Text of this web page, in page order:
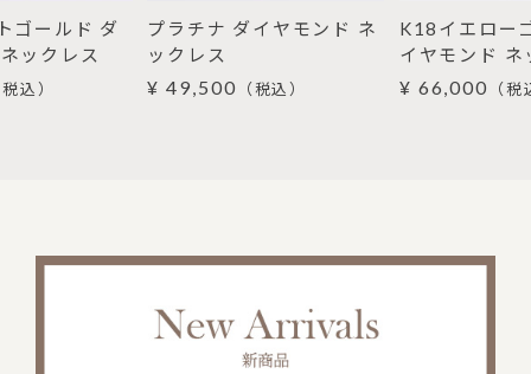
ゴールド ダ
ックレス
込）
プラチナ ダイヤモンド ネ
ックレス
¥ 49,500 （税込）
K18イエロー
イヤモンド ネ
¥ 66,000 （